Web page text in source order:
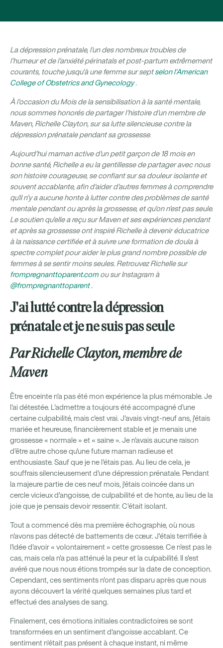
La dépression prénatale, l'un des nombreux troubles de
l'humeur et de l'anxiété périnatals et post-partum extrêmement
courants, touche jusqu'à une femme sur septselon l'American
College of Obstetrics and Gynecology.
À l'occasion du Mois de la sensibilisation à la santé mentale,
nous sommes honorés de partager l'histoire d'un membre de
Maven, Richelle Clayton, sur sa lutte silencieuse contre la
dépression prénatale pendant sa grossesse.
Aujourd'hui maman active d'un petit garçon de 18 mois en
bonne santé, Richelle a eu la gentillesse de partager avec nous
son histoire courageuse, se confiant sur sa douleur isolante et
souvent accablante, afin d'aider d'autres femmes à comprendre
qu'il n'y a aucune honte à lutter contre des problèmes de santé
mentale pendant ou après la grossesse, et qu'on n'est pas seule.
Le soutien qu'elle a reçu sur Maven et ses expériences pendant
et après sa grossesse ont inspiré Richelle à devenir éducatrice
à la naissance certifiée et à suivre une formation de doula à
spectre complet pour aider le plus grand nombre possible de
femmes à se sentir moins seules. Retrouvez Richelle sur
frompregnanttoparent.com ou sur Instagram à
@frompregnanttoparent.
J'ai lutté contre la dépression
prénatale et je ne suis pas seule
Par Richelle Clayton, membre de
Maven
Être enceinte n'a pas été mon expérience la plus mémorable. Je
l'ai détestée. L'admettre a toujours été accompagné d'une
certaine culpabilité, mais c'est vrai. J'avais vingt-neuf ans, j'étais
mariée et heureuse, financièrement stable et je menais une
grossesse « normale » et « saine ». Je n'avais aucune raison
d'être autre chose qu'une future maman radieuse et
enthousiaste. Sauf que je ne l'étais pas. Au lieu de cela, je
souffrais silencieusement d'une dépression prénatale. Pendant
la majeure partie de ces neuf mois, j'étais coincée dans un
cercle vicieux d'angoisse, de culpabilité et de honte, au lieu de la
joie que je pensais devoir ressentir. C'était isolant.
Tout a commencé dès ma première échographie, où nous
n'avons pas détecté de battements de cœur. J'étais terrifiée à
l'idée d'avoir « volontairement » cette grossesse. Ce n'est pas le
cas, mais cela n'a pas atténué la peur et la culpabilité. Il s'est
avéré que nous nous étions trompés sur la date de conception.
Cependant, ces sentiments n'ont pas disparu après que nous
ayons découvert la vérité quelques semaines plus tard et
effectué des analyses de sang.
Finalement, ces émotions initiales contradictoires se sont
transformées en un sentiment d'angoisse accablant. Ce
sentiment n'était pas présent à chaque instant, ni même